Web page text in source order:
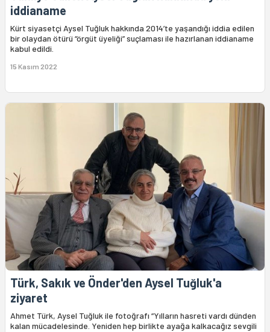
iddianame
Kürt siyasetçi Aysel Tuğluk hakkında 2014’te yaşandığı iddia edilen
bir olaydan ötürü “örgüt üyeliği” suçlaması ile hazırlanan iddianame
kabul edildi.
15 Kasım 2022
Türk, Sakık ve Önder'den Aysel Tuğluk'a
ziyaret
Ahmet Türk, Aysel Tuğluk ile fotoğrafı “Yılların hasreti vardı dünden
kalan mücadelesinde. Yeniden hep birlikte ayağa kalkacağız sevgili